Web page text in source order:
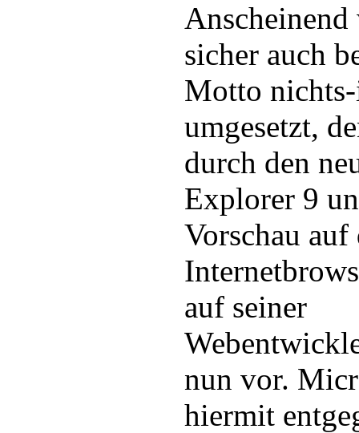
sicher auch
Motto
umgesetzt,
durch den
Explorer 9
Vorschau auf
auf seiner
nun vor.
hiermit